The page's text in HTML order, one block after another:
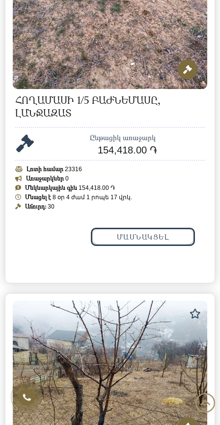
ՀՈՂԱՄԱՍԻ 1/5 ԲԱԺՆԵՄԱՍԸ,
ԼԱՆՋԱԶԱՏ
Ընթացիկ առաջարկ
154,418.00 ֏
Լոտի համար 23316
Առաջարկներ 0
Մեկնարկային գին 154,418.00 ֏
Մնացել է 8 օր 4 ժամ 1 րոպե 14 վրկ.
Աճուրդ: 30
ՄԱՍՆԱԿՑԵԼ